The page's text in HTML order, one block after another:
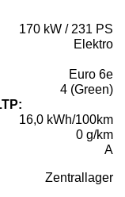
170 kW / 231 PS
Elektro
Euro 6e
4 (Green)
16,0 kWh/100km
0 g/km
A
Zentrallager